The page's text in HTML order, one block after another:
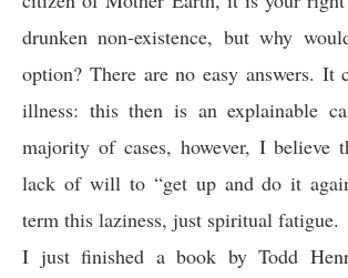
drunken non-existence, but why
option? There are no easy answers. It
illness: this then is an explainable
majority of cases, however, I believe
lack of will to “get up and do it
term this laziness, just spiritual fatigue.
I just finished a book by Todd